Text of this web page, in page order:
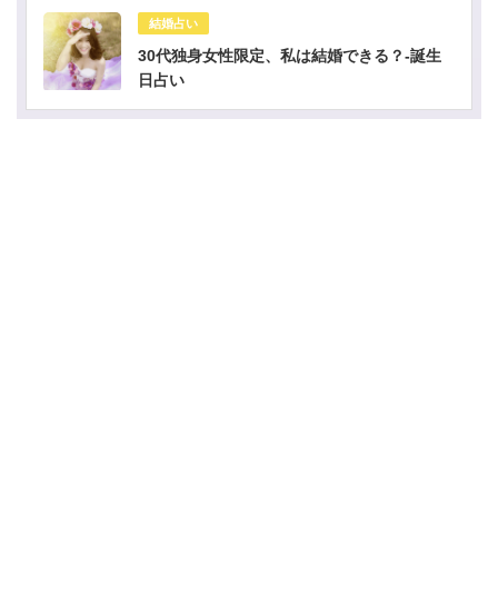
結婚占い
30代独身女性限定、私は結婚できる？-誕生
日占い